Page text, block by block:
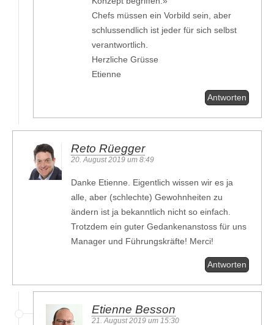
Chefs müssen ein Vorbild sein, aber
schlussendlich ist jeder für sich selbst
verantwortlich.
Herzliche Grüsse
Etienne
Antworten
Reto Rüegger
20. August 2019 um 8:49
Danke Etienne. Eigentlich wissen wir es ja
alle, aber (schlechte) Gewohnheiten zu
ändern ist ja bekanntlich nicht so einfach.
Trotzdem ein guter Gedankenanstoss für uns
Manager und Führungskräfte! Merci!
Antworten
Etienne Besson
21. August 2019 um 15:30